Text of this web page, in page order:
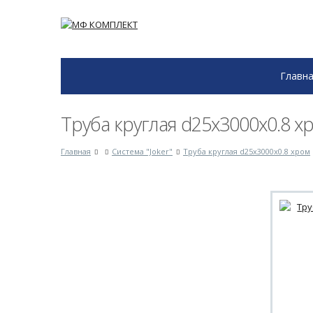
Труба круглая d25x3000x0.8
Главная Система "Joker" Труба круглая d25x3000x0.8 хром